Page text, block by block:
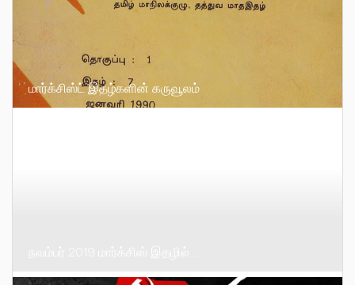
மார்க்சிஸ்ட் இதழ்களின் கருவூலம்